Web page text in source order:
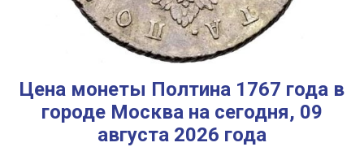
Цена монеты Полтина 1767 года в
городе Москва на сегодня, 09
августа 2026 года